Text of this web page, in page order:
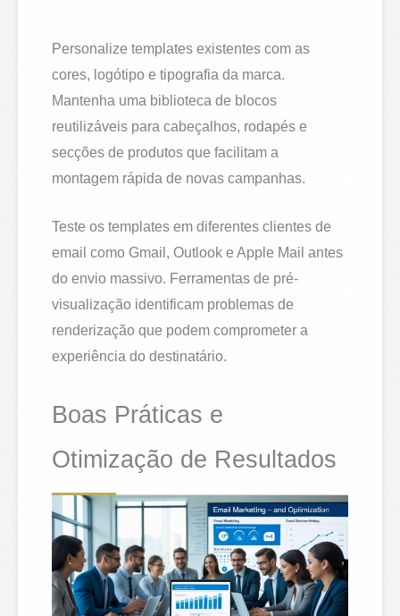
Personalize templates existentes com as
cores, logótipo e tipografia da marca.
Mantenha uma biblioteca de blocos
reutilizáveis para cabeçalhos, rodapés e
secções de produtos que facilitam a
montagem rápida de novas campanhas.
Teste os templates em diferentes clientes de
email como Gmail, Outlook e Apple Mail antes
do envio massivo. Ferramentas de pré-
visualização identificam problemas de
renderização que podem comprometer a
experiência do destinatário.
Boas Práticas e
Otimização de Resultados